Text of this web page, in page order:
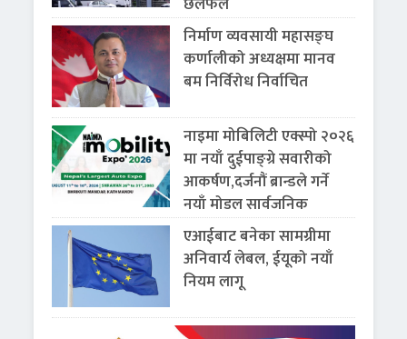
निर्माण व्यवसायी महासङ्घ
कर्णालीको अध्यक्षमा मानव
बम निर्विरोध निर्वाचित
नाइमा मोबिलिटी एक्स्पो २०२६
मा नयाँ दुईपाङ्ग्रे सवारीको
आकर्षण,दर्जनौं ब्रान्डले गर्ने
नयाँ मोडल सार्वजनिक
एआईबाट बनेका सामग्रीमा
अनिवार्य लेबल, ईयूको नयाँ
नियम लागू